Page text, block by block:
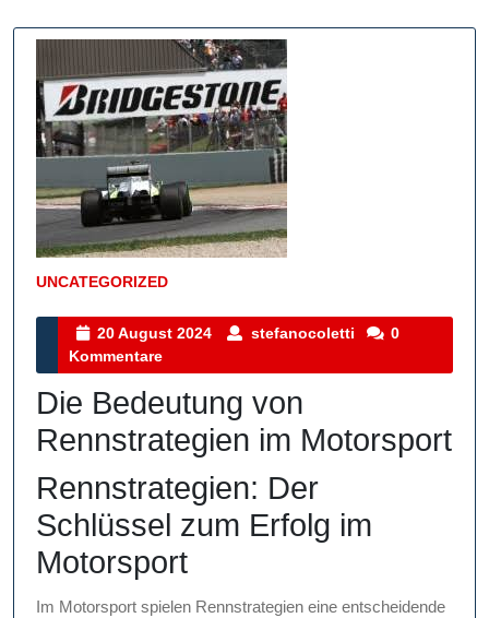
UNCATEGORIZED
Kategorie
20 August 2024
20
2024
stefanocoletti stefanocoletti
0
Kommentare
Die Bedeutung von
Rennstrategien im Motorsport
Rennstrategien: Der
Schlüssel zum Erfolg im
Motorsport
Im Motorsport spielen Rennstrategien eine entscheidende